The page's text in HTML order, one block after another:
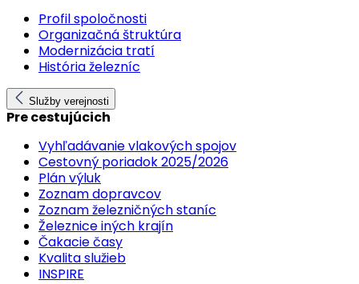
Profil spoločnosti
Organizačná štruktúra
Modernizácia tratí
História železníc
Služby verejnosti
Pre cestujúcich
Vyhľadávanie vlakových spojov
Cestovný poriadok 2025/2026
Plán výluk
Zoznam dopravcov
Zoznam železničných staníc
Železnice iných krajín
Čakacie časy
Kvalita služieb
INSPIRE